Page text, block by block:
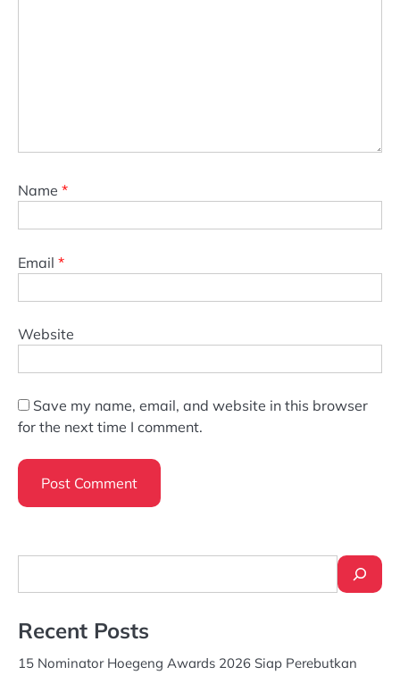
Name *
Email *
Website
Save my name, email, and website in this browser
for the next time I comment.
Recent Posts
15 Nominator Hoegeng Awards 2026 Siap Perebutkan